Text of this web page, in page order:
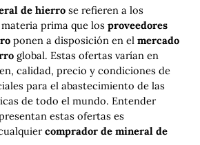
de hierro se refieren a los
prima que los proveedores
ponen a disposición en el mercado
global. Estas ofertas varían en
calidad, precio y condiciones de
para el abastecimiento de las
de todo el mundo. Entender
estas ofertas es
comprador de mineral de